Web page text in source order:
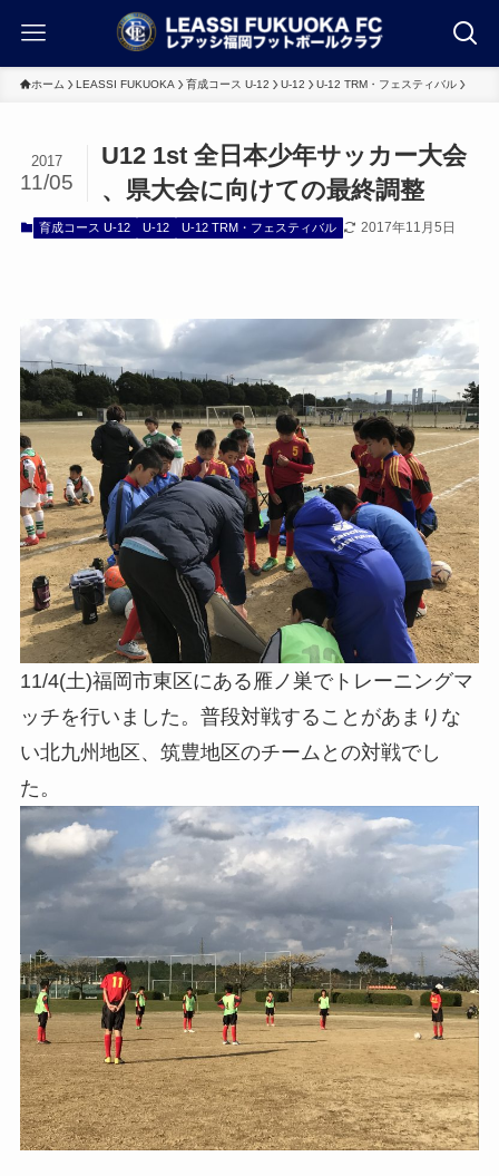
ホーム LEASSI FUKUOKA 育成コース U-12 U-12 U-12 TRM・フェスティバル
U12 1st 全日本少年サッカー大会
、県大会に向けての最終調整
2017
11/05
育成コース U-12 U-12 U-12 TRM・フェスティバル 2017年11月5日
11/4(土)福岡市東区にある雁ノ巣でトレーニングマ
ッチを行いました。普段対戦することがあまりな
い北九州地区、筑豊地区のチームとの対戦でし
た。